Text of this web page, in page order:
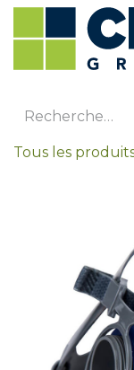
Se rendre au
Tous les